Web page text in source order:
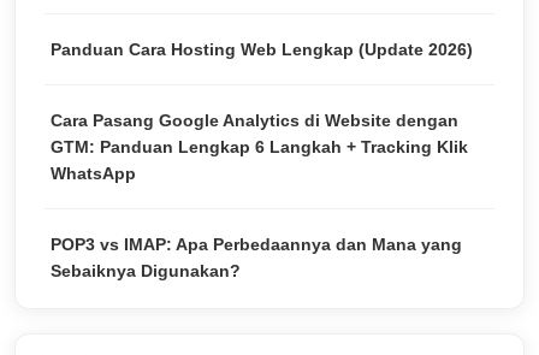
Panduan Cara Hosting Web Lengkap (Update 2026)
Cara Pasang Google Analytics di Website dengan
GTM: Panduan Lengkap 6 Langkah + Tracking Klik
WhatsApp
POP3 vs IMAP: Apa Perbedaannya dan Mana yang
Sebaiknya Digunakan?